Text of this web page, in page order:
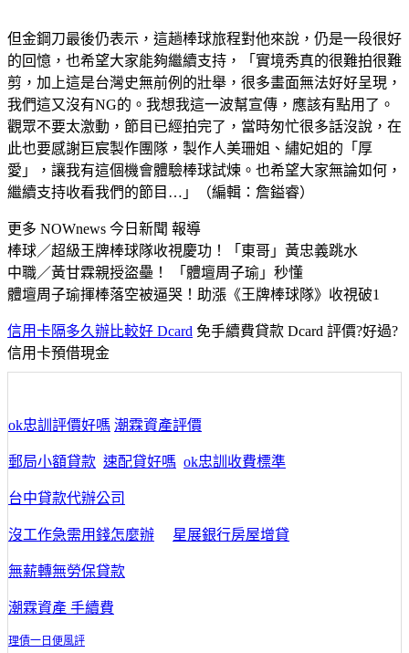
但金鋼刀最後仍表示，這趟棒球旅程對他來說，仍是一段很好
的回憶，也希望大家能夠繼續支持，「實境秀真的很難拍很難
剪，加上這是台灣史無前例的壯舉，很多畫面無法好好呈現，
我們這又沒有NG的。我想我這一波幫宣傳，應該有點用了。
觀眾不要太激動，節目已經拍完了，當時匆忙很多話沒說，在
此也要感謝巨宸製作團隊，製作人美珊姐、繡妃姐的「厚
愛」，讓我有這個機會體驗棒球試煉。也希望大家無論如何，
繼續支持收看我們的節目…」（編輯：詹鎰睿）
更多 NOWnews 今日新聞 報導
棒球／超級王牌棒球隊收視慶功！「東哥」黃忠義跳水
中職／黃甘霖親授盜壘！ 「體壇周子瑜」秒懂
體壇周子瑜揮棒落空被逼哭！助漲《王牌棒球隊》收視破1
信用卡隔多久辦比較好 Dcard 免手續費貸款 Dcard 評價?好過?
信用卡預借現金
ok忠訓評價好嗎 潮霖資產評價
郵局小額貸款 速配貸好嗎 ok忠訓收費標準
台中貸款代辦公司
沒工作急需用錢怎麼辦 星展銀行房屋增貸
無薪轉無勞保貸款
潮霖資產 手續費
理債一日便風評